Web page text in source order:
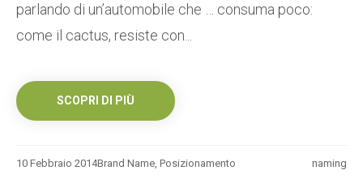
parlando di un’automobile che … consuma poco:
come il cactus, resiste con...
SCOPRI DI PIÙ
10 Febbraio 2014 naming
Brand Name, Posizionamento